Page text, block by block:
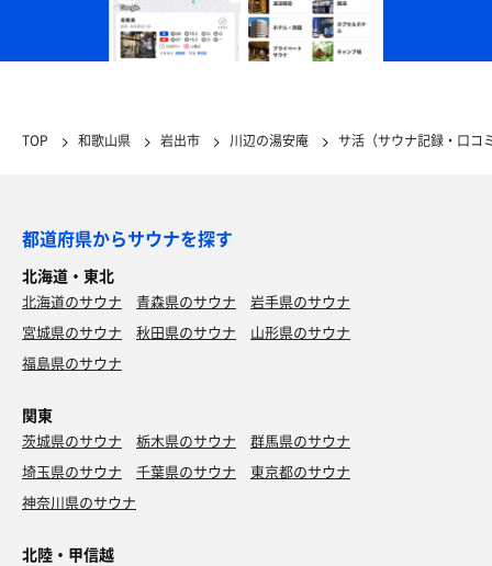
TOP 和歌山県 岩出市 川辺の湯安庵 サ活（サウナ記録・口コ
都道府県からサウナを探す
北海道・東北
北海道のサウナ 青森県のサウナ
岩手県のサウナ
宮城県のサウナ
秋田県のサウナ
山形県のサウナ
福島県のサウナ
関東
茨城県のサウナ 栃木県のサウナ
群馬県のサウナ
埼玉県のサウナ
千葉県のサウナ
東京都のサウナ
神奈川県のサウナ
北陸・甲信越